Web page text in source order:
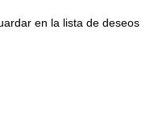
para su vehiculo
en la lista de deseos
en la lista de deseos
en la lista de deseos
en la lista de deseos
en la lista de deseos